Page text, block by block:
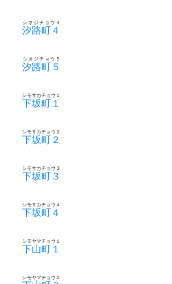
汐路町４
シオジチョウ４
汐路町５
シオジチョウ５
下坂町１
シモサカチョウ１
下坂町２
シモサカチョウ２
下坂町３
シモサカチョウ３
下坂町４
シモサカチョウ４
下山町１
シモヤマチョウ１
シモヤマチョウ２